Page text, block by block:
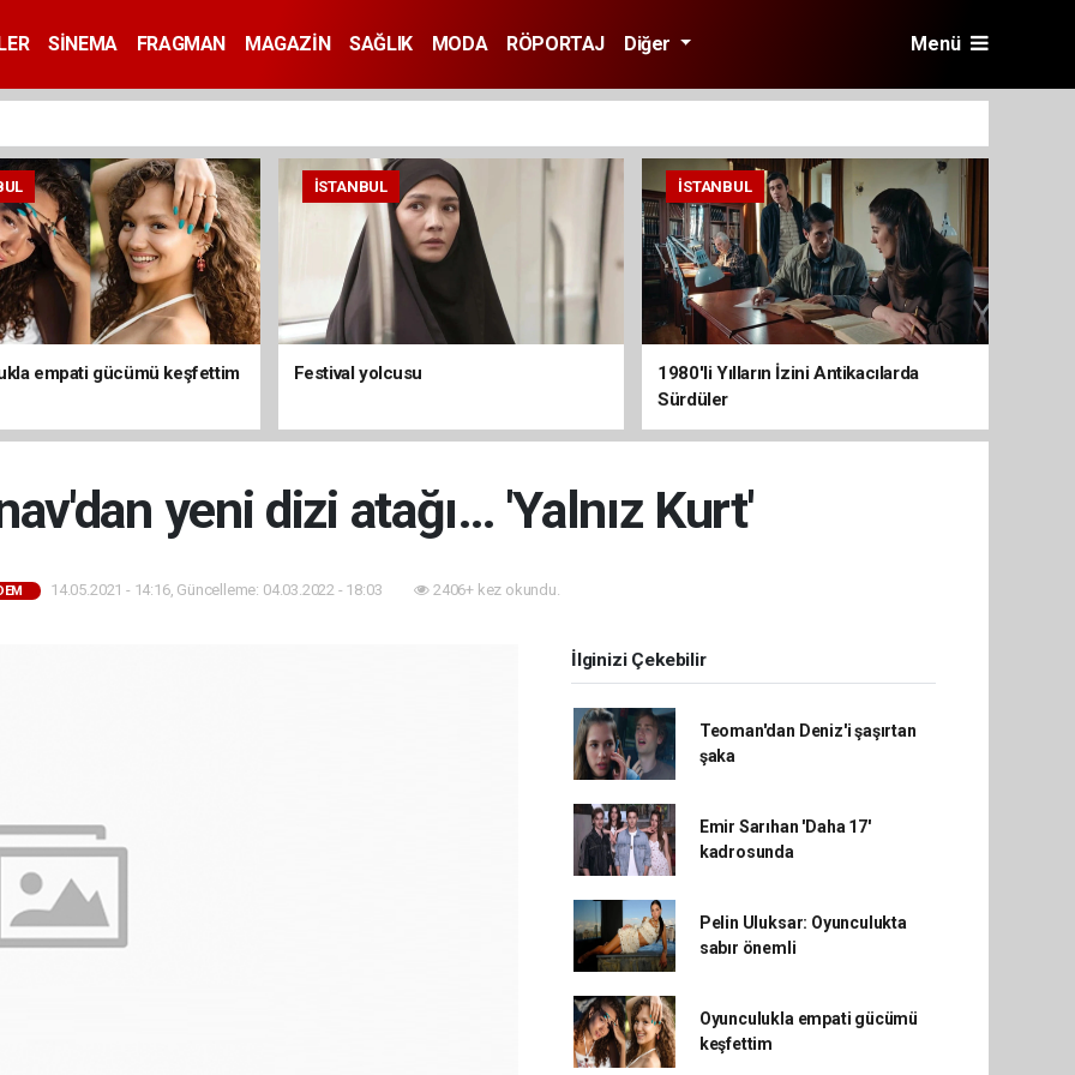
SİNEMA FRAGMAN MAGAZİN SAĞLIK MODA RÖPORTAJ Diğer Menü
empati gücümü keşfettim
İSTANBUL
Festival yolcusu
İSTANBUL
1980'li Yılların İzini Antikacılarda
Sürdüler
yeni dizi atağı… 'Yalnız Kurt'
14.05.2021 - 14:16, Güncelleme: 04.03.2022 - 18:03 2406+ kez okundu.
İlginizi Çekebilir
Teoman'dan Deniz'i şaşırtan
şaka
Emir Sarıhan 'Daha 17'
kadrosunda
Pelin Uluksar: Oyunculukta
sabır önemli
Oyunculukla empati gücümü
keşfettim